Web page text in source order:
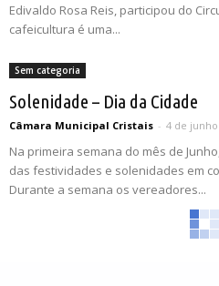
Edivaldo Rosa Reis, participou do
cafeicultura é uma...
Sem categoria
Solenidade – Dia da Cidade
Câmara Municipal Cristais - 4 de junho
Na primeira semana do mês de
das festividades e solenidades em
Durante a semana os vereadores...